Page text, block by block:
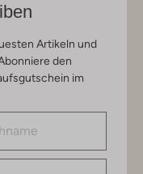
Artikeln und
den
im